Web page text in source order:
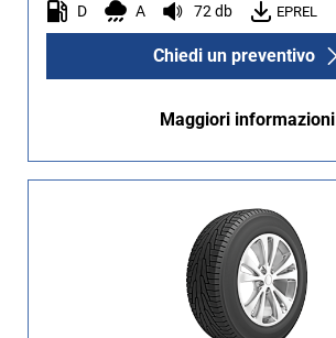
D A 72 db EPREL
Chiedi un preventivo
Maggiori informazioni